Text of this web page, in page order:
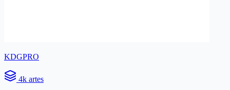
KDGPRO
4k artes